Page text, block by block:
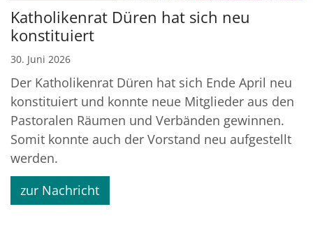
Katholikenrat Düren hat sich neu
konstituiert
30. Juni 2026
Der Katholikenrat Düren hat sich Ende April neu
konstituiert und konnte neue Mitglieder aus den
Pastoralen Räumen und Verbänden gewinnen.
Somit konnte auch der Vorstand neu aufgestellt
werden.
zur Nachricht